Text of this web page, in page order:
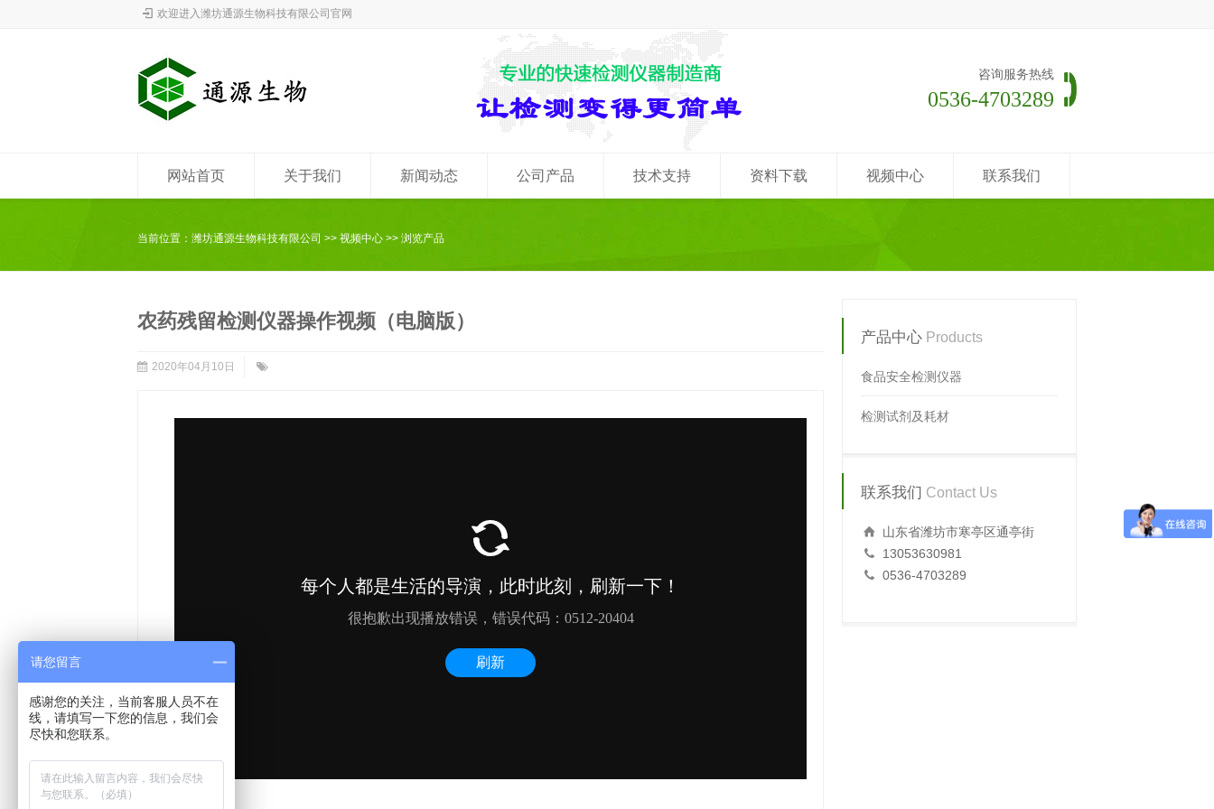
欢迎进入潍坊通源生物科技有限公司官网
咨询服务热线
0536-4703289
网站首页 关于我们 新闻动态 公司产品 技术支持 资料下载 视频中心 联系我们
当前位置： 潍坊通源生物科技有限公司 >> 视频中心 >> 浏览产品
农药残留检测仪器操作视频（电脑版）
2020年04月10日
产品中心 Products
食品安全检测仪器
检测试剂及耗材
联系我们 Contact Us
山东省潍坊市寒亭区通亭街
13053630981
0536-4703289
请您留言
感谢您的关注，当前客服人员不在
线，请填写一下您的信息，我们会
尽快和您联系。